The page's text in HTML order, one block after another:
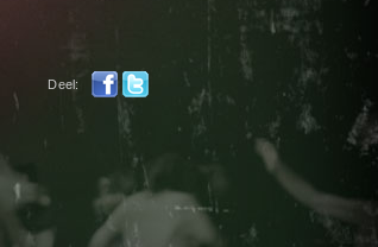
Deel: